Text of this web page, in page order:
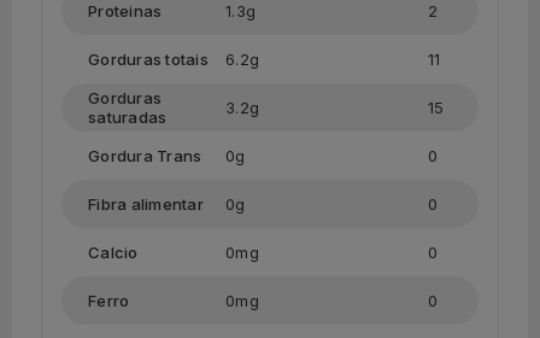
Proteinas 1.3g 2
Gorduras totais 6.2g
11
Gorduras
saturadas
3.2g 15
Gordura Trans 0g 0
Fibra alimentar 0g 0
Calcio 0mg 0
Ferro 0mg 0